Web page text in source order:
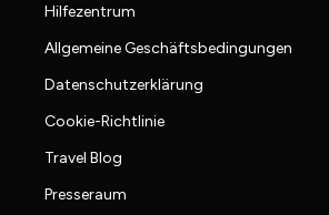
Hilfezentrum
Allgemeine Geschäftsbedingungen
Datenschutzerklärung
Cookie-Richtlinie
Travel Blog
Presseraum